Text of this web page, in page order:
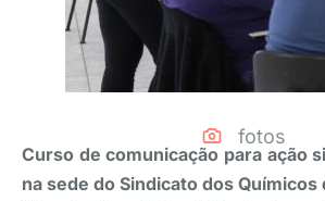
fotos
Curso de comunicação para ação
na sede do Sindicato dos Químicos